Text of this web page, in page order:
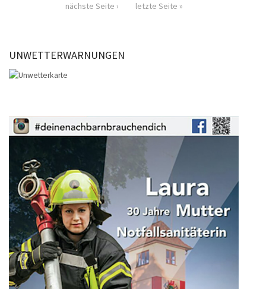
nächste Seite ›
letzte Seite »
UNWETTERWARNUNGEN